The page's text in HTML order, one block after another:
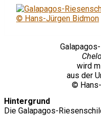
wird
aus der
©
Hintergrund
Die Galapagos-